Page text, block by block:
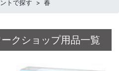
トで探す > 春
クショップ用品一覧